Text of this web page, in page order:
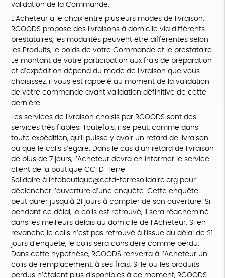
validation de la Commande.
L’Acheteur a le choix entre plusieurs modes de livraison.
RGOODS propose des livraisons à domicile via différents
prestataires, les modalités peuvent être différentes selon
les Produits, le poids de votre Commande et le prestataire.
Le montant de votre participation aux frais de préparation
et d’expédition dépend du mode de livraison que vous
choisissez, il vous est rappelé au moment de la validation
de votre commande avant validation définitive de cette
dernière.
Les services de livraison choisis par RGOODS sont des
services très fiables. Toutefois, il se peut, comme dans
toute expédition, qu’il puisse y avoir un retard de livraison
ou que le colis s’égare. Dans le cas d’un retard de livraison
de plus de 7 jours, l’Acheteur devra en informer le service
client de la boutique CCFD-Terre
Solidaire à infoboutique@ccfd-terresolidaire.org pour
déclencher l’ouverture d’une enquête. Cette enquête
peut durer jusqu’à 21 jours à compter de son ouverture. Si
pendant ce délai, le colis est retrouvé, il sera réacheminé
dans les meilleurs délais au domicile de l’Acheteur. Si en
revanche le colis n’est pas retrouvé à l’issue du délai de 21
jours d’enquête, le colis sera considéré comme perdu.
Dans cette hypothèse, RGOODS renverra à l’Acheteur un
colis de remplacement, à ses frais. Si le ou les produits
perdus n’étaient plus disponibles à ce moment, RGOODS